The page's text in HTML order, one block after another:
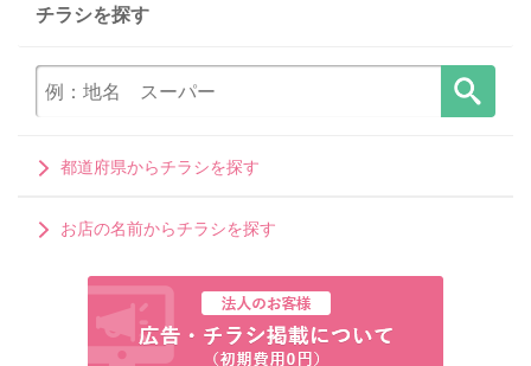
チラシを探す
都道府県からチラシを探す
お店の名前からチラシを探す